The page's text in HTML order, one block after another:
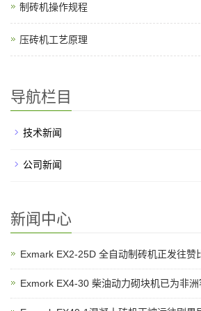
制砖机操作规程
压砖机工艺原理
导航栏目
技术新闻
公司新闻
新闻中心
Exmark EX2-25D 全自动制砖机正发往赞
Exmork EX4-30 柴油动力砌块机已为非洲